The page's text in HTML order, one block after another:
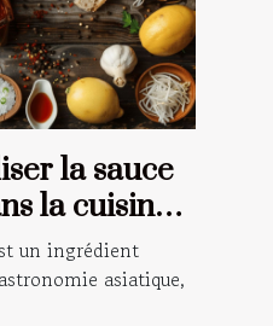
la sauce
la cuisine
un ingrédient
asiatique,